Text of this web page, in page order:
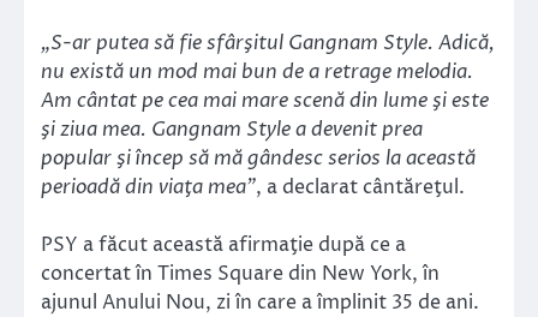
„S-ar putea să fie sfârşitul Gangnam Style. Adică,
nu există un mod mai bun de a retrage melodia.
Am cântat pe cea mai mare scenă din lume şi este
şi ziua mea. Gangnam Style a devenit prea
popular şi încep să mă gândesc serios la această
perioadă din viaţa mea”, a declarat cântăreţul.
PSY a făcut această afirmaţie după ce a
concertat în Times Square din New York, în
ajunul Anului Nou, zi în care a împlinit 35 de ani.